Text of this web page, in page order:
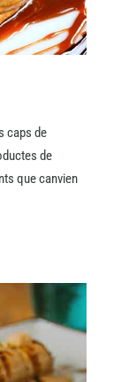
caps de
de
que canvien